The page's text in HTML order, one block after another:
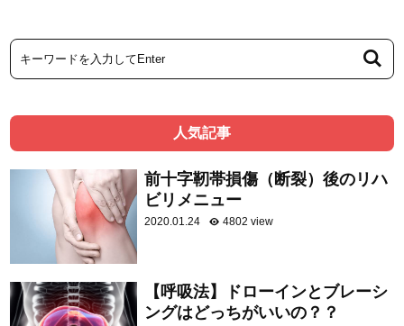
人気記事
前十字靭帯損傷（断裂）後のリハ
ビリメニュー
2020.01.24 4802 view
【呼吸法】ドローインとブレーシ
ングはどっちがいいの？？